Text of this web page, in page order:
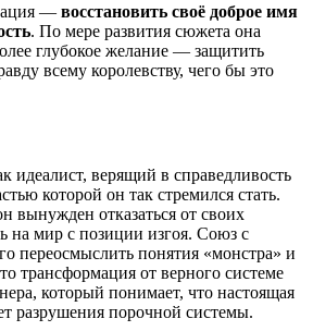
— восстановить своё доброе имя
. По мере развития сюжета она
глубокое желание — защитить
всему королевству, чего бы это
идеалист, верящий в справедливость
которой он так стремился стать.
вынужден отказаться от своих
на мир с позиции изгоя. Союз с
переосмыслить понятия «монстра» и
трансформация от верного системе
который понимает, что настоящая
разрушения порочной системы.